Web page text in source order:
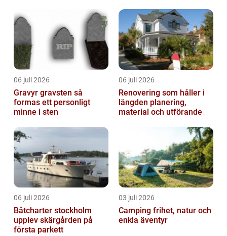
06 juli 2026
Gravyr gravsten så
formas ett personligt
minne i sten
06 juli 2026
Renovering som håller i
längden planering,
material och utförande
06 juli 2026
Båtcharter stockholm
upplev skärgården på
första parkett
03 juli 2026
Camping frihet, natur och
enkla äventyr